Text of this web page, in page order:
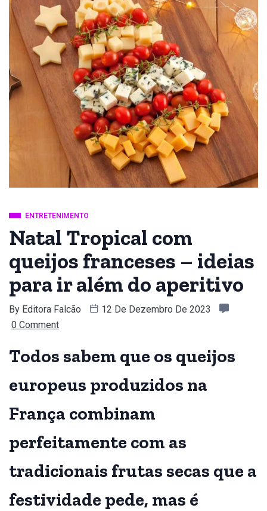
ENTRETENIMENTO
Natal Tropical com
queijos franceses – ideias
para ir além do aperitivo
By Editora Falcão
12 De Dezembro De 2023
0 Comment
Todos sabem que os queijos
europeus produzidos na
França combinam
perfeitamente com as
tradicionais frutas secas que a
festividade pede, mas é